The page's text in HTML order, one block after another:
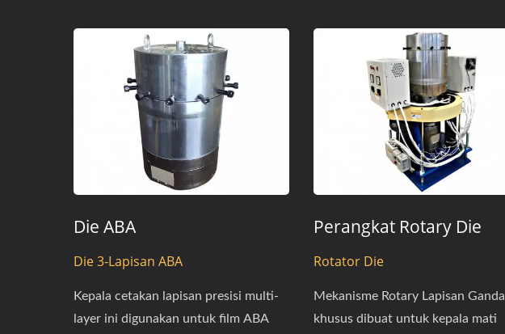
Die ABA
Die 3-Lapisan ABA
Kepala cetakan lapisan presisi multi-
layer ini digunakan untuk film ABA
Perangkat Rotary Die
Rotator Die
Mekanisme Rotary Lapisan Ganda
khusus dibuat untuk kepala mati